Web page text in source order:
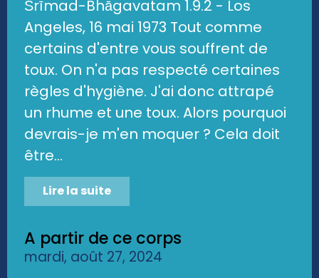
Śrīmad-Bhāgavatam 1.9.2 - Los
Angeles, 16 mai 1973 Tout comme
certains d'entre vous souffrent de
toux. On n'a pas respecté certaines
règles d'hygiène. J'ai donc attrapé
un rhume et une toux. Alors pourquoi
devrais-je m'en moquer ? Cela doit
être...
Lire la suite
A partir de ce corps
mardi, août 27, 2024